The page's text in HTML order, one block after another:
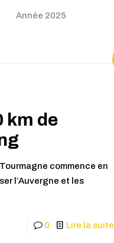
Année 2025
km de
commence en
l’Auvergne et les
0 Lire la suite